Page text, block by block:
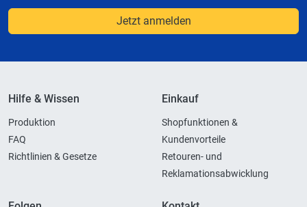
Jetzt anmelden
Hilfe & Wissen
Produktion
FAQ
Richtlinien & Gesetze
Einkauf
Shopfunktionen &
Kundenvorteile
Retouren- und
Reklamationsabwicklung